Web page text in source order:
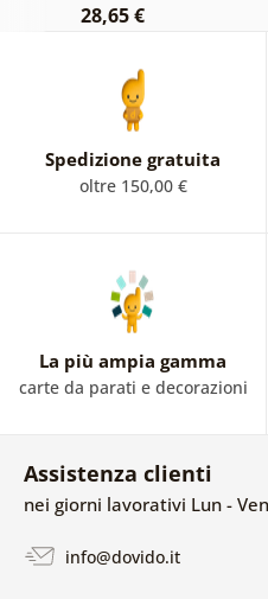
28,65 €
Spedizione gratuita
oltre 150,00 €
La più ampia gamma
carte da parati e decorazioni
Assistenza clienti
nei giorni lavorativi Lun -
info@dovido.it